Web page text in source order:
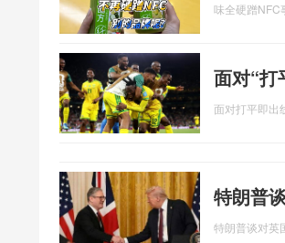
味全硬蹭NFC
面对“打
面对打平即出
特朗普
特朗普谈对英